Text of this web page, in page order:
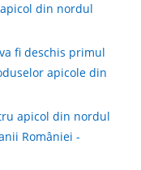
din nordul
fi deschis primul
apicole din
apicol din nordul
României -